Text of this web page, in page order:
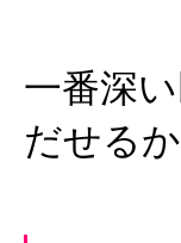
一番深
だせる